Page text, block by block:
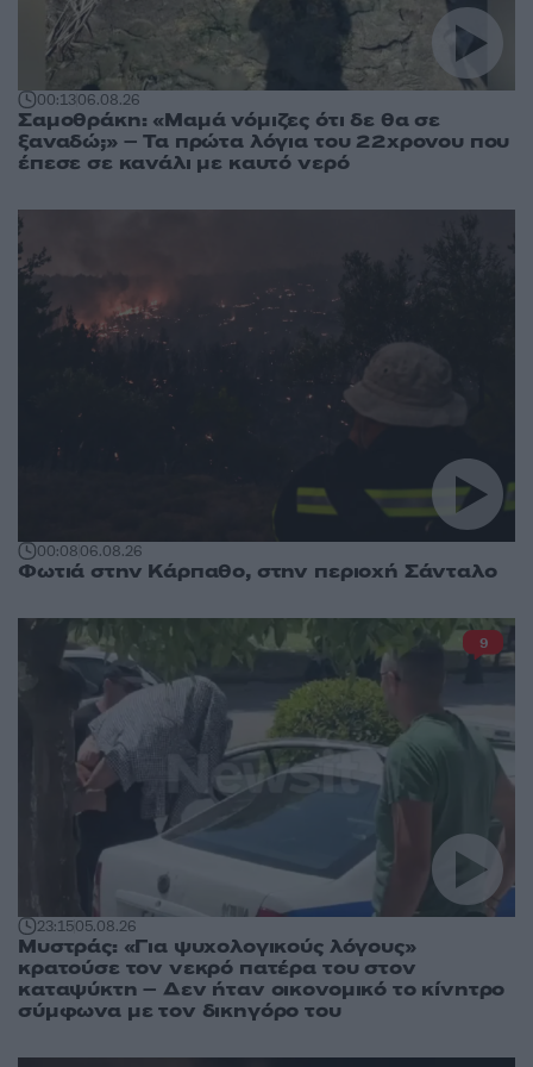
00:1306.08.26
Σαμοθράκη: «Μαμά νόμιζες ότι δε θα σε
ξαναδώ;» – Τα πρώτα λόγια του 22χρονου που
έπεσε σε κανάλι με καυτό νερό
00:0806.08.26
Φωτιά στην Κάρπαθο, στην περιοχή Σάνταλο
23:1505.08.26
Μυστράς: «Για ψυχολογικούς λόγους»
κρατούσε τον νεκρό πατέρα του στον
καταψύκτη – Δεν ήταν οικονομικό το κίνητρο
σύμφωνα με τον δικηγόρο του
9